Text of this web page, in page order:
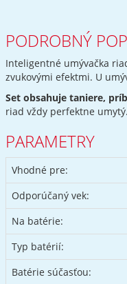
PODROBNÝ
Inteligentné umývačka
zvukovými efektmi. U
Set obsahuje taniere,
riad vždy perfektne umytý.
PARAMETRY
Vhodné pre:
Odporúčaný vek:
Na batérie:
Typ batérií:
Batérie súčasťou: